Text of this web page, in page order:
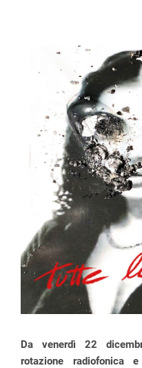
Da venerdì 22
rotazione